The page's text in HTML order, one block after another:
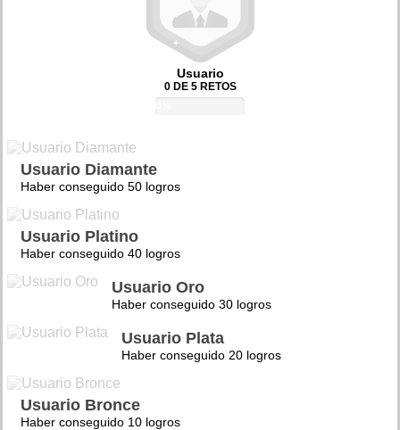
Usuario
0 DE 5 RETOS
Usuario Diamante
Haber conseguido 50 logros
Usuario Platino
Haber conseguido 40 logros
Usuario Oro
Haber conseguido 30 logros
Usuario Plata
Haber conseguido 20 logros
Usuario Bronce
Haber conseguido 10 logros